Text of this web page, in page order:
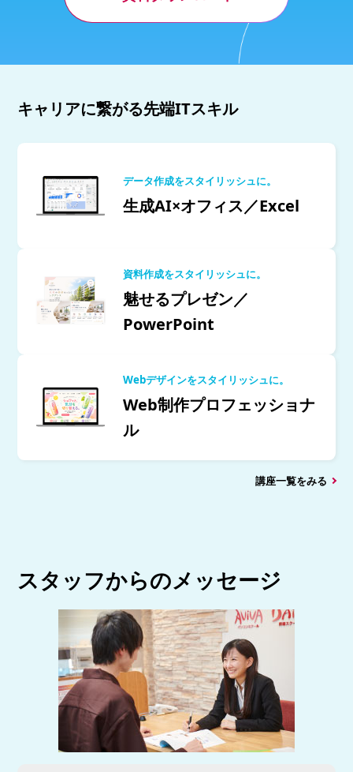
キャリアに繋がる先端ITスキル
データ作成をスタイリッシュに。
生成AI×オフィス／Excel
資料作成をスタイリッシュに。
魅せるプレゼン／
PowerPoint
Webデザインをスタイリッシュに。
Web制作プロフェッショナ
ル
講座一覧をみる
スタッフからのメッセージ